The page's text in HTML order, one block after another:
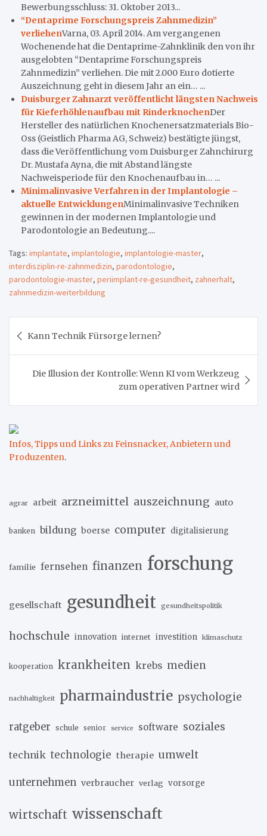
Bewerbungsschluss: 31. Oktober 2013...
“Dentaprime Forschungspreis Zahnmedizin”
verliehenVarna, 03. April 2014. Am vergangenen
Wochenende hat die Dentaprime-Zahnklinik den von ihr
ausgelobten “Dentaprime Forschungspreis
Zahnmedizin” verliehen. Die mit 2.000 Euro dotierte
Auszeichnung geht in diesem Jahr an ein… ...
Duisburger Zahnarzt veröffentlicht längsten Nachweis
für Kieferhöhlenaufbau mit RinderknochenDer
Hersteller des natürlichen Knochenersatzmaterials Bio-
Oss (Geistlich Pharma AG, Schweiz) bestätigte jüngst,
dass die Veröffentlichung vom Duisburger Zahnchirurg
Dr. Mustafa Ayna, die mit Abstand längste
Nachweisperiode für den Knochenaufbau in… ...
Minimalinvasive Verfahren in der Implantologie –
aktuelle EntwicklungenMinimalinvasive Techniken
gewinnen in der modernen Implantologie und
Parodontologie an Bedeutung....
Tags: implantate, implantologie, implantologie-master,
interdisziplin-re-zahnmedizin, parodontologie,
parodontologie-master, periimplant-re-gesundheit, zahnerhalt,
zahnmedizin-weiterbildung
Kann Technik Fürsorge lernen?
Die Illusion der Kontrolle: Wenn KI vom Werkzeug
zum operativen Partner wird
Infos, Tipps und Links zu Feinsnacker, Anbietern und
Produzenten.
agrar arbeit arzneimittel auszeichnung auto
banken bildung boerse computer digitalisierung
familie fernsehen finanzen forschung
gesellschaft gesundheit gesundheitspolitik
hochschule innovation internet investition klimaschutz
kooperation krankheiten krebs medien
nachhaltigkeit pharmaindustrie psychologie
ratgeber schule senior service software soziales
technik technologie therapie umwelt
unternehmen verbraucher verlag vorsorge
wirtschaft wissenschaft